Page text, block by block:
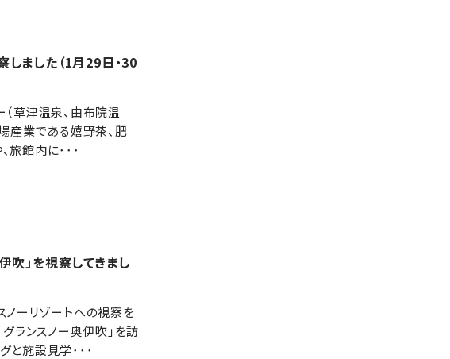
ました（1月29日・30
草津温泉、由布院温
産業である嬉野茶、肥
旅館内に･･･
」を視察してきまし
ノーリゾートへの視察を
ランスノー奥伊吹」を訪
と施設見学･･･